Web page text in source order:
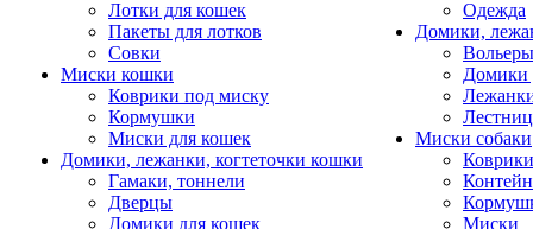
Лотки для кошек
Пакеты для лотков
Совки
Миски кошки
Коврики под миску
Кормушки
Миски для кошек
Домики, лежанки, когтеточки кошки
Гамаки, тоннели
Дверцы
Домики для кошек
Одежда
Домики,
Домики
Миски собаки
Миски